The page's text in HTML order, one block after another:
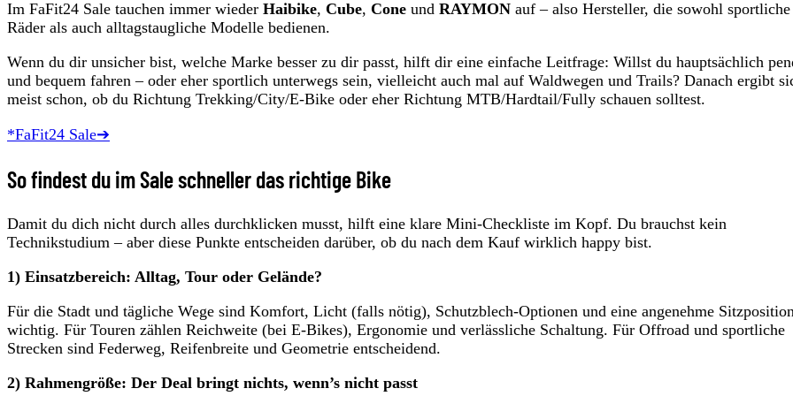
Im FaFit24 Sale tauchen immer wieder Haibike, Cube, Cone und RAYMON auf – also Hersteller, die sowohl sportliche
Räder als auch alltagstaugliche Modelle bedienen.
Wenn du dir unsicher bist, welche Marke besser zu dir passt, hilft dir eine einfache Leitfrage: Willst du hauptsächlich
und bequem fahren – oder eher sportlich unterwegs sein, vielleicht auch mal auf Waldwegen und Trails? Danach ergibt
meist schon, ob du Richtung Trekking/City/E‑Bike oder eher Richtung MTB/Hardtail/Fully schauen solltest.
*FaFit24 Sale➔
So findest du im Sale schneller das richtige Bike
Damit du dich nicht durch alles durchklicken musst, hilft eine klare Mini-Checkliste im Kopf. Du brauchst kein
Technikstudium – aber diese Punkte entscheiden darüber, ob du nach dem Kauf wirklich happy bist.
1) Einsatzbereich: Alltag, Tour oder Gelände?
Für die Stadt und tägliche Wege sind Komfort, Licht (falls nötig), Schutzblech‑Optionen und eine angenehme Sitzposition
wichtig. Für Touren zählen Reichweite (bei E‑Bikes), Ergonomie und verlässliche Schaltung. Für Offroad und sportliche
Strecken sind Federweg, Reifenbreite und Geometrie entscheidend.
2) Rahmengröße: Der Deal bringt nichts, wenn’s nicht passt